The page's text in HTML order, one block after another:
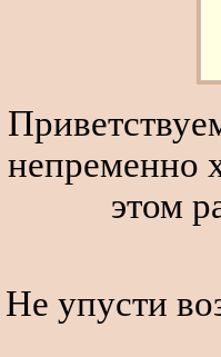
непременно
этом
Не упусти